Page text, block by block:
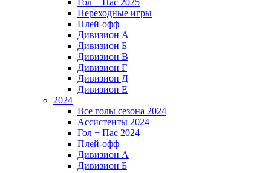
Гол + Пас 2025
Переходные игры
Плей-офф
Дивизион A
Дивизион Б
Дивизион В
Дивизион Г
Дивизион Д
Дивизион Е
2024
Все голы сезона 2024
Ассистенты 2024
Гол + Пас 2024
Плей-офф
Дивизион A
Дивизион Б